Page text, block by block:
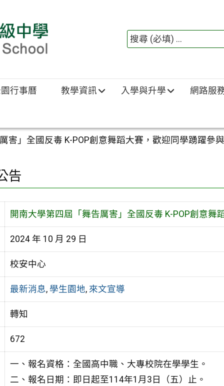
行事曆 教學資訊 入學與升學 網路服
害」全國反毒 K-POP創意舞蹈大賽，歡迎同學踴躍參
告
開南大學第四屆「舞告厲害」全國反毒 K-POP創意舞
2024 年 10 月 29 日
校安中心
最新消息, 學生園地, 來文宣導
轉知
672
一、報名資格：全國高中職、大專校院在學學生。
二、報名日期：即日起至114年1月3日（五）止。